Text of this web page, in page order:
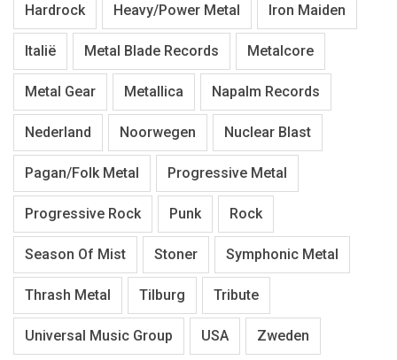
Hardrock Heavy/Power Metal Iron Maiden
Italië Metal Blade Records Metalcore
Metal Gear Metallica Napalm Records
Nederland Noorwegen Nuclear Blast
Pagan/Folk Metal Progressive Metal
Progressive Rock Punk Rock
Season Of Mist Stoner Symphonic Metal
Thrash Metal Tilburg Tribute
Universal Music Group USA Zweden